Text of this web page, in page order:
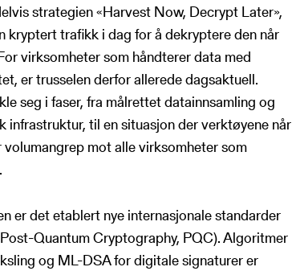
strategien «Harvest Now, Decrypt Later»,
kryptert trafikk i dag for å dekryptere den når
virksomheter som håndterer data med
er trusselen derfor allerede dagsaktuell.
seg i faser, fra målrettet datainnsamling og
til en situasjon der verktøyene når
mot alle virksomheter som
er det etablert nye internasjonale standarder
Quantum Cryptography, PQC). Algoritmer
og ML-DSA for digitale signaturer er